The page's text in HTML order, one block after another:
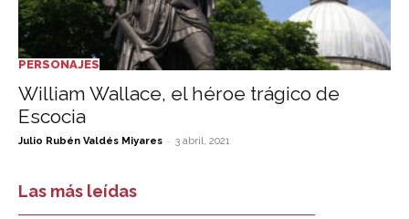
PERSONAJES
William Wallace, el héroe trágico de
Escocia
Julio Rubén Valdés Miyares - 3 abril, 2021
Las más leídas